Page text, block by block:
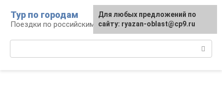
контенту
Тур по городам
Поездки по российским городам
Для любых предложений по
сайту: ryazan-oblast@cp9.ru